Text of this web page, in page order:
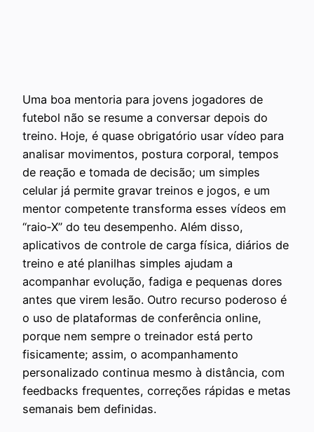
Uma boa mentoria para jovens jogadores de
futebol não se resume a conversar depois do
treino. Hoje, é quase obrigatório usar vídeo para
analisar movimentos, postura corporal, tempos
de reação e tomada de decisão; um simples
celular já permite gravar treinos e jogos, e um
mentor competente transforma esses vídeos em
“raio‑X” do teu desempenho. Além disso,
aplicativos de controle de carga física, diários de
treino e até planilhas simples ajudam a
acompanhar evolução, fadiga e pequenas dores
antes que virem lesão. Outro recurso poderoso é
o uso de plataformas de conferência online,
porque nem sempre o treinador está perto
fisicamente; assim, o acompanhamento
personalizado continua mesmo à distância, com
feedbacks frequentes, correções rápidas e metas
semanais bem definidas.